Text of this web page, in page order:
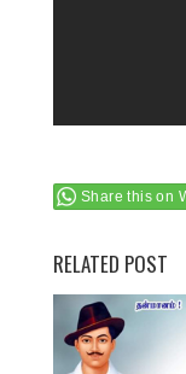
Share this on
RELATED POST